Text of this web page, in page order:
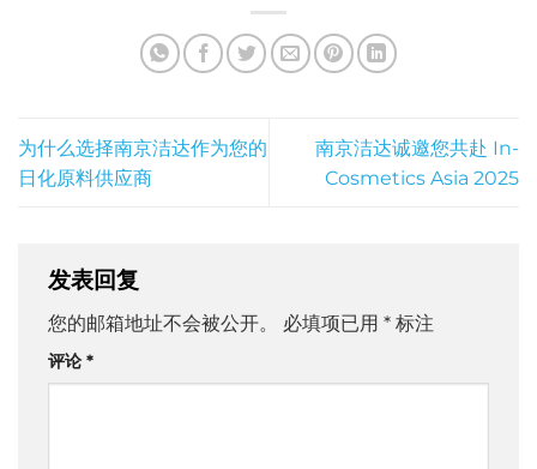
为什么选择南京洁达作为您的
日化原料供应商
南京洁达诚邀您共赴 In-
Cosmetics Asia 2025
发表回复
您的邮箱地址不会被公开。 必填项已用 * 标注
评论 *